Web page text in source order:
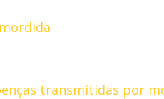
transmitidas por